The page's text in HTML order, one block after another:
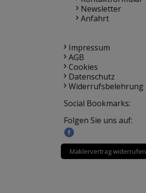
Newsletter
Anfahrt
Impressum
AGB
Cookies
Datenschutz
Widerrufsbelehrung
Social Bookmarks:
Folgen Sie uns auf:
Maklervertrag widerrufen